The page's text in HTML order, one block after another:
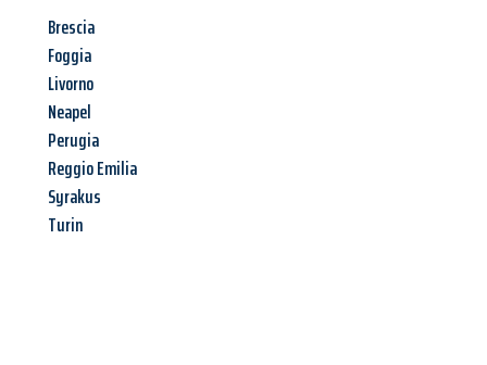
Brescia
Foggia
Livorno
Neapel
Perugia
Reggio Emilia
Syrakus
Turin